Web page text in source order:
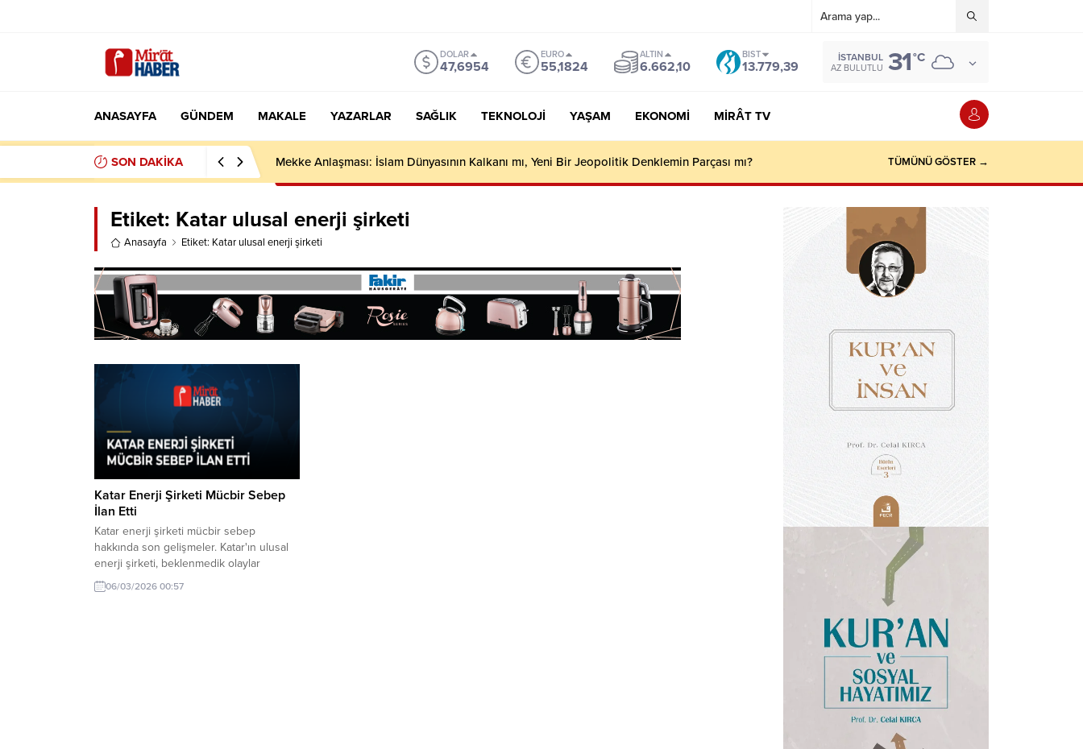
DOLAR
47,6954
EURO
55,1824
ALTIN
6.662,10
BIST
13.779,39
İSTANBUL
AZ BULUTLU 31°C
ANASAYFA GÜNDEM MAKALE YAZARLAR SAĞLIK TEKNOLOJI YAŞAM EKONOMI MIRÂT TV
SON DAKİKA Mekke Anlaşması: İslam Dünyasının Kalkanı mı, Yeni Bir Jeopolitik Denklemin Parçası mı? TÜMÜNÜ GÖSTER →
Etiket: Katar ulusal enerji şirketi
Anasayfa Etiket: Katar ulusal enerji şirketi
Katar Enerji Şirketi Mücbir Sebep
İlan Etti
Katar enerji şirketi mücbir sebep
hakkında son gelişmeler. Katar'ın ulusal
enerji şirketi, beklenmedik olaylar
nedeniyle mücbir sebep ilan ettiğini
duyurdu. Bu durum, enerji sektöründe
06/03/2026 00:57